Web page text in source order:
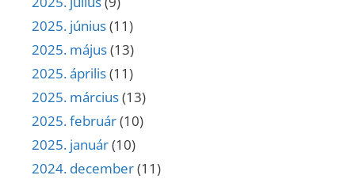
2025. június(11)
2025. május(13)
2025. április(11)
2025. március(13)
2025. február(10)
2025. január(10)
2024. december(11)